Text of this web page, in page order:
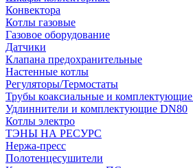
Конвектора
Котлы газовые
Газовое оборудование
Датчики
Клапана предохранительные
Настенные котлы
Регуляторы/Термостаты
Трубы коаксиальные и
Удлиннители и комплектующие DN80
Котлы электро
ТЭНЫ НА РЕСУРС
Нержа-пресс
Полотенцесушители